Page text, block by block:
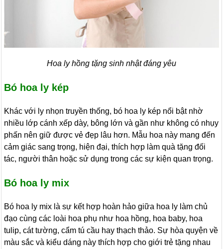
Hoa ly hồng tặng sinh nhật đáng yêu
Bó hoa ly kép
Khác với ly nhọn truyền thống, bó hoa ly kép nổi bật nhờ
nhiều lớp cánh xếp dày, bông lớn và gần như không có nhụy
phấn nên giữ được vẻ đẹp lâu hơn. Mẫu hoa này mang đến
cảm giác sang trọng, hiện đại, thích hợp làm quà tặng đối
tác, người thân hoặc sử dụng trong các sự kiện quan trọng.
Bó hoa ly mix
Bó hoa ly mix là sự kết hợp hoàn hảo giữa hoa ly làm chủ
đạo cùng các loài hoa phụ như hoa hồng, hoa baby, hoa
tulip, cát tường, cẩm tú cầu hay thạch thảo. Sự hòa quyện về
màu sắc và kiểu dáng này thích hợp cho giới trẻ tặng nhau